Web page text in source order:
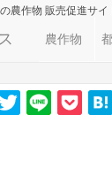
農作物 販売促進サイ
農作物